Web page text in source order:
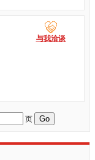
与我洽谈
页